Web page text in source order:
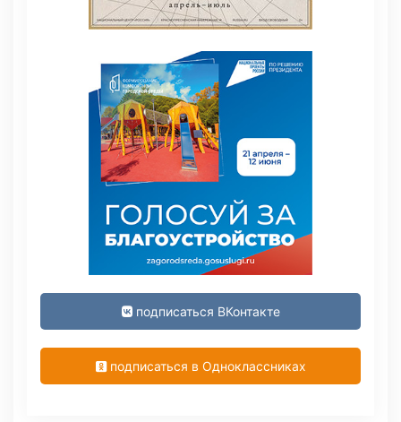
подписаться ВКонтакте
подписаться в Одноклассниках